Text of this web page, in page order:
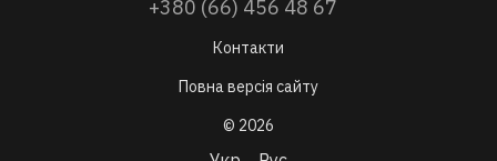
+380 (66) 456 48 67
Контакти
Повна версія сайту
© 2026